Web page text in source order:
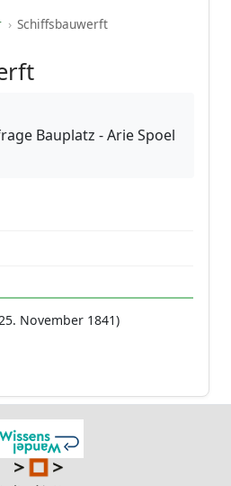
› Schiffsbauwerft
Bauplatz - Arie Spoel
November 1841)